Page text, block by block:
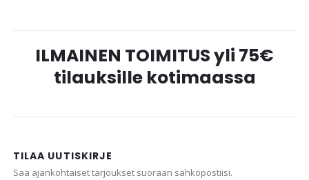
ILMAINEN TOIMITUS yli 75€
tilauksille kotimaassa
TILAA UUTISKIRJE
Saa ajankohtaiset tarjoukset suoraan sähköpostiisi.